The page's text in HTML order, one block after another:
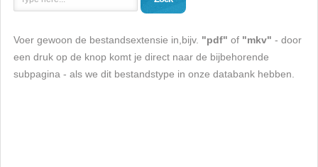
Voer gewoon de bestandsextensie in,bijv. "pdf" of "mkv" - door
een druk op de knop komt je direct naar de bijbehorende
subpagina - als we dit bestandstype in onze databank hebben.